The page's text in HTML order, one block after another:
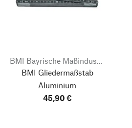
BMI Bayrische Maßindustrie
BMI Gliedermaßstab
Aluminium
45,90 €